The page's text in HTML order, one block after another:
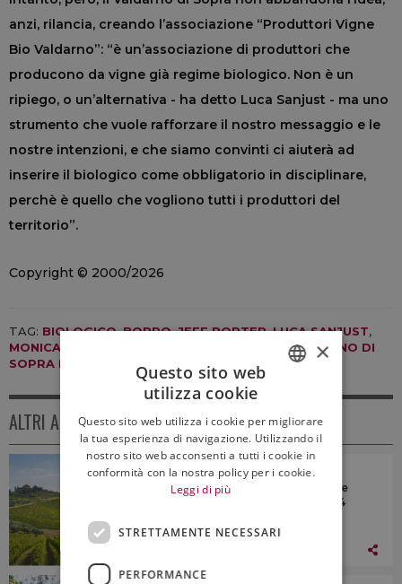
anzi, rilancia, creando l’associazione “Produttori Vigne
Bio Valdarno”: “è un’associazione di produttori che
producono da vigne già regime biologico. Non è un
ripiego, o un’alternativa - ha detto Luca Sanjust - ma uno
strumento che vuole rafforzare il nostro messaggio e le
nostre intenzioni, e che siamo convinti ci aiuterà ad
inserire il biologico come obbligatorio in disciplinare,
perchè è quello che vogliono tutti i produttori del
territorio”.
Copyright © 2000/2026
TAG: BIOLOGICO,BORRO,JEFF PORTER,LUCA SANJUST,
MONICA LARNER
VALDARNO DI
SOPRA DOC
ALTRI ARTICOLI
ITALIA
Consorzi del vino, verso il decreto che
recepisce il regolamento Ue del 2024
ENGLISH
×
Questo sito web
utilizza cookie
Questo sito web utilizza i cookie per migliorare
la tua esperienza di navigazione. Utilizzando il
nostro sito web acconsenti a tutti i cookie in
conformità con la nostra policy per i cookie.
Leggi di più
STRETTAMENTE NECESSARI
PERFORMANCE